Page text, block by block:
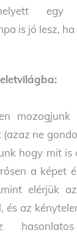
egy
is jó lesz,
ne
hogy mit is
a képet
elérjük
és az
hasonlatos